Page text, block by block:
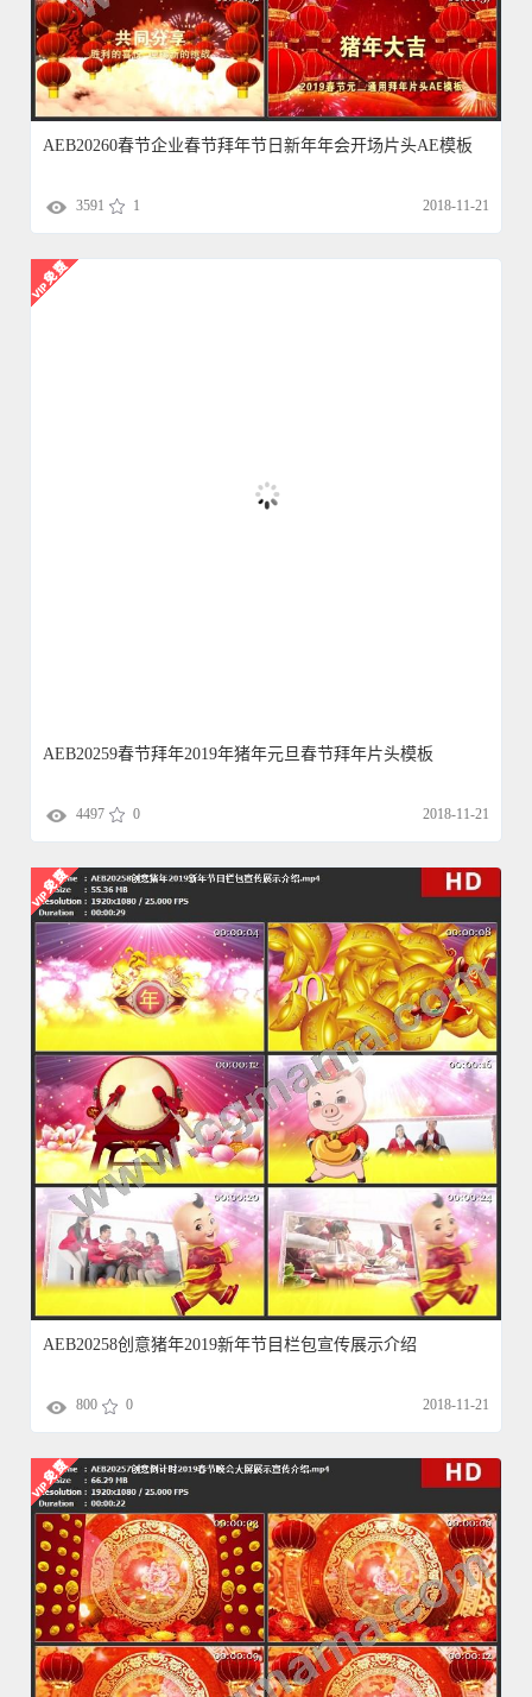
AEB20260春节企业春节拜年节日新年年会开场片头AE模板
3591 1 2018-11-21
AEB20259春节拜年2019年猪年元旦春节拜年片头模板
4497 0 2018-11-21
AEB20258创意猪年2019新年节目栏包宣传展示介绍
800 0 2018-11-21